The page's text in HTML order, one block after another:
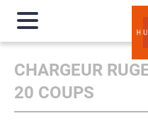
CHARGEUR
20 COUPS